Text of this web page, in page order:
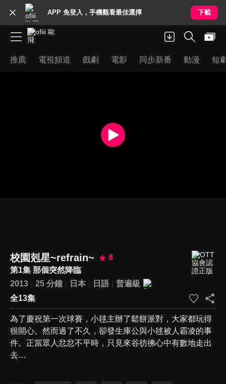
APP 免登入，手機觀看最佳選擇 下載
推薦 電視頻道 戲劇 電影 同步新番 動漫 短
校園剋星~refrain~
8
第1集 那個突然降臨
2013
25 分鐘 日本 日語
普遍級
全13集
為了慶祝第一次球賽，小毬主辦了鬆餅派對，大家都玩得
很開心。然而過了不久，卻發生庫公與小毬被人霸凌的事
件。正當眾人忿忿不平時，只見來谷彷彿心中有數地走出
去…